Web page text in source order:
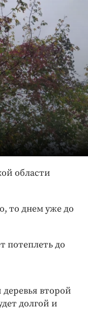
области
то днем уже до
потеплеть до
второй
долгой и